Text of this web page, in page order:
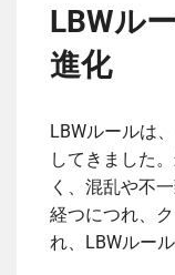
LBWル
進化
LBWルールは
してきました
く、混乱や不
経つにつれ、
れ、LBWルー